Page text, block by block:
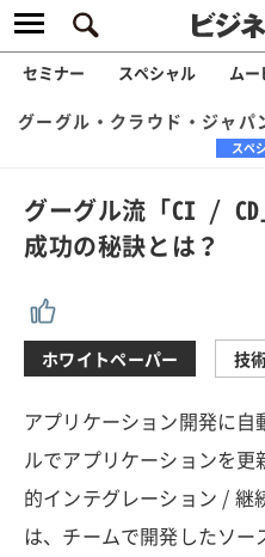
セミナー スペシャル ムー
グーグル・クラウド・ジャ
スペ
グーグル流「CI / CD
成功の秘訣とは？
ホワイトペーパー 技
アプリケーション開発に
ルでアプリケーションを
的インテグレーション / 継
は、チームで開発したソ